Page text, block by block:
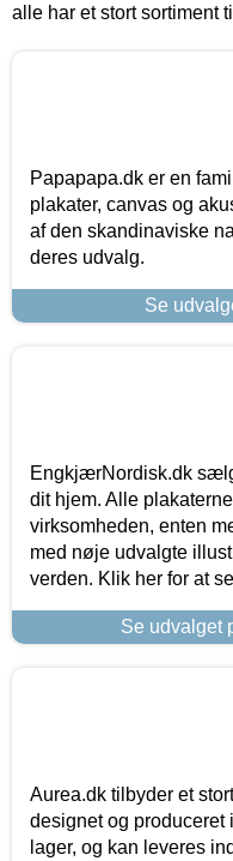
alle har et stort sortiment
Papapapa.dk er en
plakater, canvas og
af den skandinaviske
deres udvalg.
Se
EngkjærNordisk.dk
dit hjem. Alle
virksomheden, enten
med nøje udvalgte
verden. Klik her for at
Se udvalget
Aurea.dk tilbyder et
designet og produceret
lager, og kan leveres